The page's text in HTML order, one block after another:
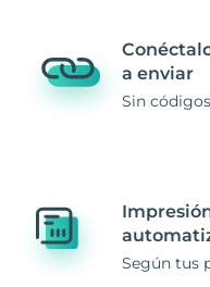
a enviar
Sin códigos
Según tus